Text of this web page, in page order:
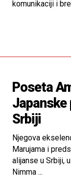
komunikaciji i
Poseta
Japanske
Srbiji
Njegova
Marujama i
alijanse u Srbiji,
Nimma ...